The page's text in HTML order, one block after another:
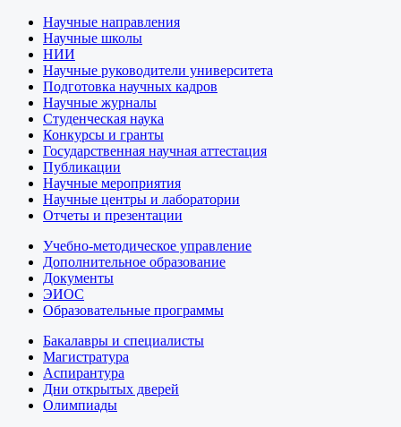
Научные направления
Научные школы
НИИ
Научные руководители университета
Подготовка научных кадров
Научные журналы
Студенческая наука
Конкурсы и гранты
Государственная научная аттестация
Публикации
Научные мероприятия
Научные центры и лаборатории
Отчеты и презентации
Учебно-методическое управление
Дополнительное образование
Документы
ЭИОС
Образовательные программы
Бакалавры и специалисты
Магистратура
Аспирантура
Дни открытых дверей
Олимпиады